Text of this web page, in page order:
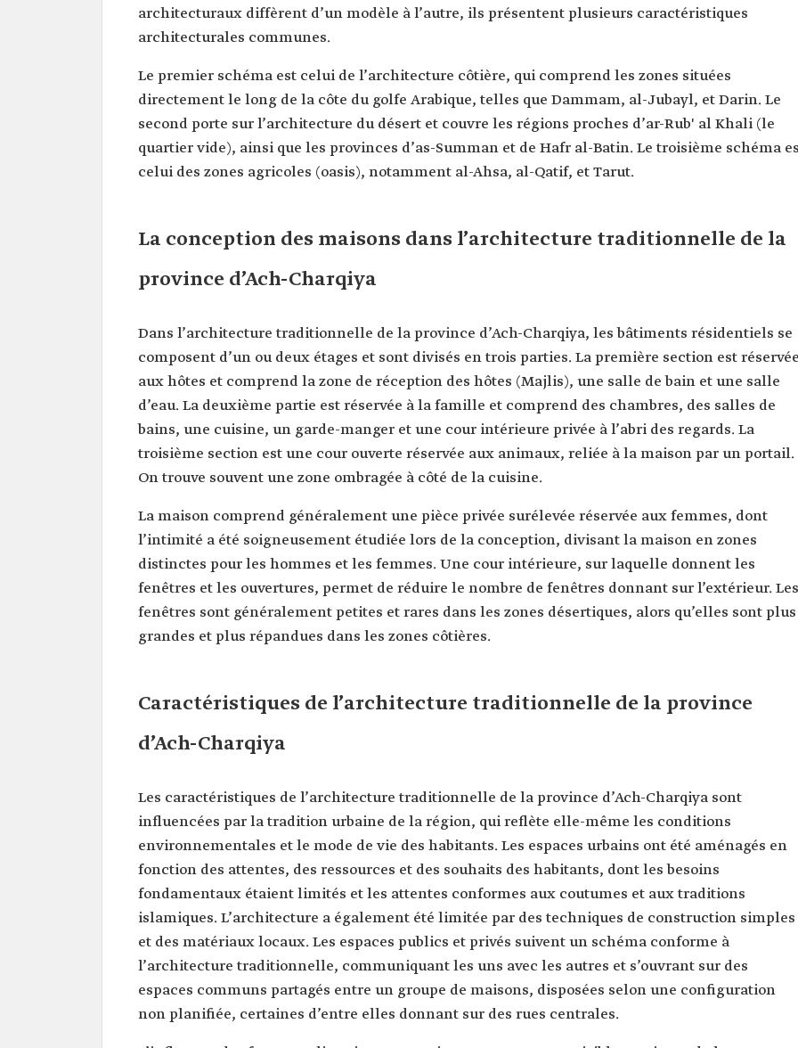
architecturaux diffèrent d’un modèle à l’autre, ils présentent plusieurs caractéristiques
architecturales communes.
Le premier schéma est celui de l’architecture côtière, qui comprend les zones situées
directement le long de la côte du golfe Arabique, telles que Dammam, al-Jubayl, et Darin. Le
second porte sur l’architecture du désert et couvre les régions proches d’ar-Rub' al Khali (le
quartier vide), ainsi que les provinces d’as-Summan et de Hafr al-Batin. Le troisième schéma
celui des zones agricoles (oasis), notamment al-Ahsa, al-Qatif, et Tarut.
La conception des maisons dans l’architecture traditionnelle de la
province d’Ach-Charqiya
Dans l’architecture traditionnelle de la province d’Ach-Charqiya, les bâtiments résidentiels se
composent d’un ou deux étages et sont divisés en trois parties. La première section est
aux hôtes et comprend la zone de réception des hôtes (Majlis), une salle de bain et une salle
d’eau. La deuxième partie est réservée à la famille et comprend des chambres, des salles de
bains, une cuisine, un garde-manger et une cour intérieure privée à l’abri des regards. La
troisième section est une cour ouverte réservée aux animaux, reliée à la maison par un portail.
On trouve souvent une zone ombragée à côté de la cuisine.
La maison comprend généralement une pièce privée surélevée réservée aux femmes, dont
l’intimité a été soigneusement étudiée lors de la conception, divisant la maison en zones
distinctes pour les hommes et les femmes. Une cour intérieure, sur laquelle donnent les
fenêtres et les ouvertures, permet de réduire le nombre de fenêtres donnant sur l’extérieur. Les
fenêtres sont généralement petites et rares dans les zones désertiques, alors qu’elles sont plus
grandes et plus répandues dans les zones côtières.
Caractéristiques de l’architecture traditionnelle de la province
d’Ach-Charqiya
Les caractéristiques de l’architecture traditionnelle de la province d’Ach-Charqiya sont
influencées par la tradition urbaine de la région, qui reflète elle-même les conditions
environnementales et le mode de vie des habitants. Les espaces urbains ont été aménagés en
fonction des attentes, des ressources et des souhaits des habitants, dont les besoins
fondamentaux étaient limités et les attentes conformes aux coutumes et aux traditions
islamiques. L’architecture a également été limitée par des techniques de construction simples
et des matériaux locaux. Les espaces publics et privés suivent un schéma conforme à
l’architecture traditionnelle, communiquant les uns avec les autres et s’ouvrant sur des
espaces communs partagés entre un groupe de maisons, disposées selon une configuration
non planifiée, certaines d’entre elles donnant sur des rues centrales.